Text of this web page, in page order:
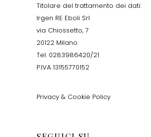
Titolare del trattamento dei dati:
Irgen RE Eboli Srl
via Chiossetto, 7
20122 Milano
Tel. 0283986420/21
P.IVA 13155770152
Privacy & Cookie Policy